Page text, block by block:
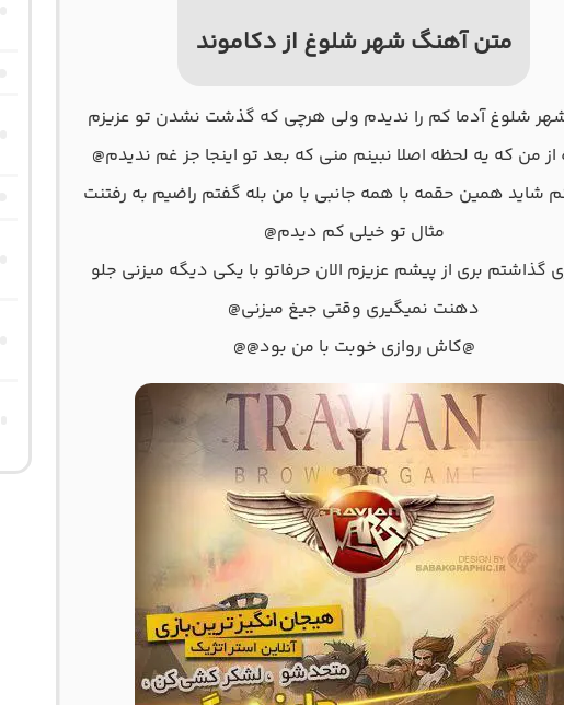
متن آهنگ شهر شلوغ از دکاموند
شلوغ آدما کم را ندیدم ولی هرچی که گذشت نشدن تو عزیزم
از من که یه لحظه اصلا نبینم منی که بعد تو اینجا جز غم ندیدم@
شاید همین حقمه با همه جانبی با من بله گفتم راضیم به رفتنت
مثال تو خیلی کم دیدم@
گذاشتم بری از پیشم عزیزم الان حرفاتو با یکی دیگه میزنی جلو
دهنت نمیگیری وقتی جیغ میزنی@
@کاش روازی خوبت با من بود@@